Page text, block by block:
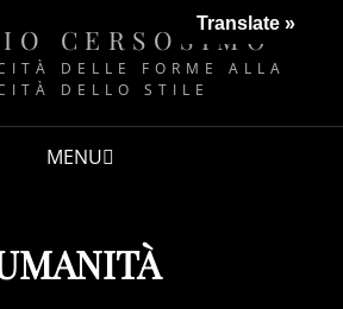
CERSOSIMO
DELLE FORME ALLA
DELLO STILE
MENU
Translate »